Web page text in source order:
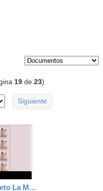
19 de23)
Siguiente
Tablero de juego del Reto La Mosca Fosca